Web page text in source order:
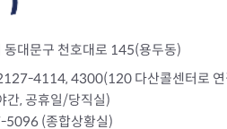
대문구 천호대로 145(용두동)
4114, 4300(120 다산콜센터로
, 공휴일/당직실)
5096 (종합상황실)